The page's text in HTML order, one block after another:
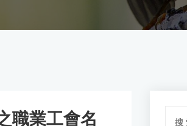
職業工會名